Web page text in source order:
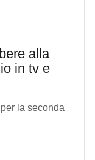
alla
in tv e
la seconda